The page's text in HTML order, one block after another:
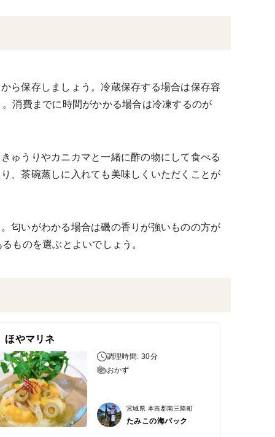
ら保存しましょう。冷蔵保存する場合は保存容
消費までに時間がかかる場合は冷凍するのが
ゅうりやカニカマと一緒に酢の物にして食べる
、茶碗蒸しに入れても美味しくいただくことが
匂いがわかる場合は磯の香りが強いものの方が
ものを選ぶとよいでしょう。
ほやマリネ
調理時間: 30分
おかず
宮城県 本吉郡南三陸町
たみこの海パック